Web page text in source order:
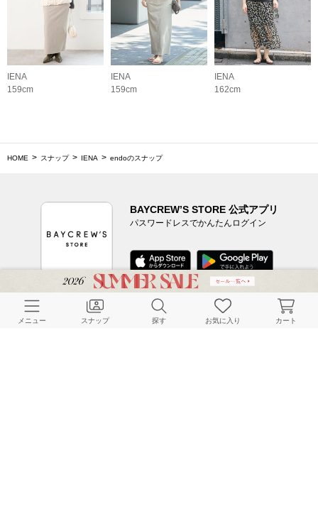
IENA
159cm
IENA
159cm
IENA
162cm
HOME スナップ IENA endoのスナップ
BAYCREW’S STORE 公式アプリ
パスワードレスでかんたんログイン
CUSTOMER SERVICE
メニュー スナップ 探す お気に入り カート